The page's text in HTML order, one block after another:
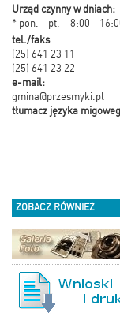
Urząd czynny w dniach:
* pon. - pt. – 8:00 -
tel./faks
(25) 641 23 11
(25) 641 23 22
e-mail:
gmina@przesmyki.pl
tłumacz języka
ZOBACZ RÓWNIEŻ